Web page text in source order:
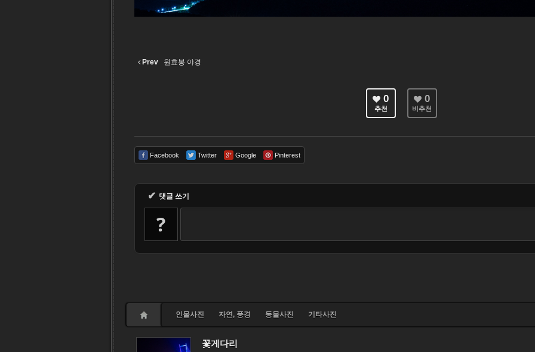
Prev 원효봉 야경
0
추천
0
비추천
Facebook Twitter Google Pinterest
✔ 댓글 쓰기
?
인물사진 자연, 풍경 동물사진
기타사진
꽃게다리